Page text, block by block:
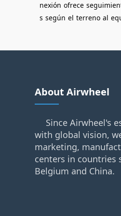
nexión ofrece
s según el terreno al
About Airwheel
Since Airwheel's
with global vision,
marketing,
centers in countries
Belgium and China.